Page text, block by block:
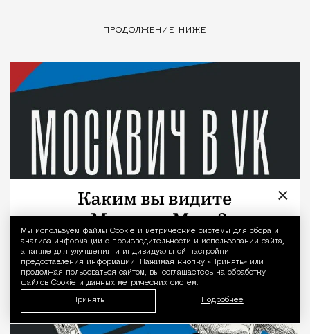
Уведомление
Мы используем файлы Сookie и метрические системы для сбора и
анализа информации о производительности и использовании сайта,
а также для улучшения и индивидуальной настройки
предоставления информации. Нажимая кнопку «Принять» или
продолжая пользоваться сайтом, вы соглашаетесь на обработку
файлов Cookie и данных метрических систем.
Принять Подробнее
ПРОДОЛЖЕНИЕ НИЖЕ
×